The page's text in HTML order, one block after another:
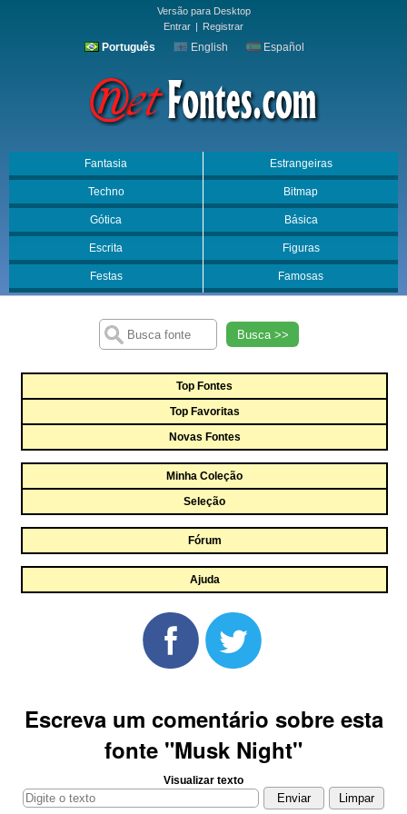
Versão para Desktop
Entrar | Registrar
Português English Español
Fantasia Estrangeiras
Techno Bitmap
Gótica Básica
Escrita Figuras
Festas Famosas
Busca >>
Top Fontes
Top Favoritas
Novas Fontes
Minha Coleção
Seleção
Fórum
Ajuda
Escreva um comentário sobre esta
fonte "Musk Night"
Visualizar texto